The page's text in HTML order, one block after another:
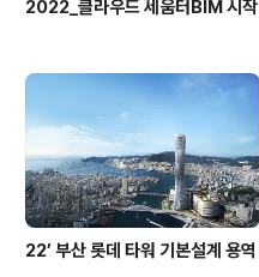
2022_클라우드 세움터BIM 시작
22’ 부산 롯데 타워 기본설계 용역